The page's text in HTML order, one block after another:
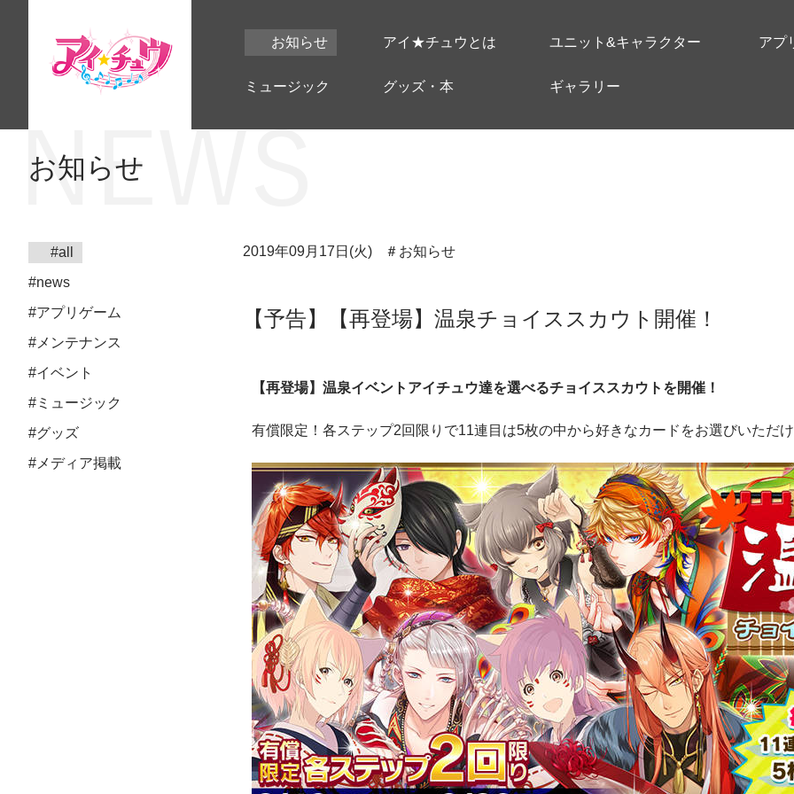
お知らせ アイ★チュウとは ユニット&キャラクター アプ
ミュージック グッズ・本 ギャラリー
お知らせ
#all
#news
#アプリゲーム
#メンテナンス
#イベント
#ミュージック
#グッズ
#メディア掲載
2019年09月17日(火) ＃お知らせ
【予告】【再登場】温泉チョイススカウト開催！
【再登場】温泉イベントアイチュウ達を選べるチョイススカウトを開催！
有償限定！各ステップ2回限りで11連目は5枚の中から好きなカードをお選びいただ